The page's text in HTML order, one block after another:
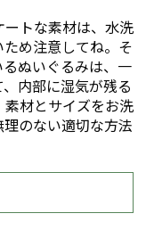
トな素材は、水洗
め注意してね。そ
ぬいぐるみは、一
内部に湿気が残る
材とサイズをお洗
のない適切な方法